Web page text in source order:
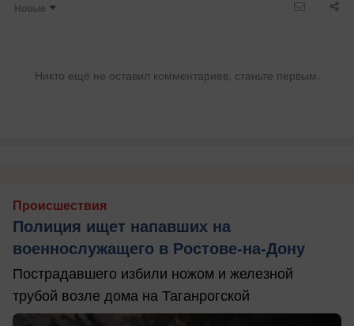
Новые
Никто ещё не оставил комментариев, станьте первым.
Происшествия
Полиция ищет напавших на
военнослужащего в Ростове-на-Дону
Пострадавшего избили ножом и железной
трубой возле дома на Таганрогской